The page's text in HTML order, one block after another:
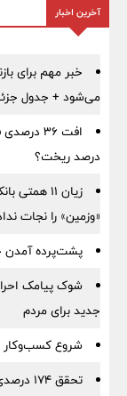
آخرین اخبار
می‌شود + جدول
درصد ریخت؟
«وزمین» را نجات
پشت‌پرده آمدن
شوک پیامک
جدید برای مردم
شروع کسب‌وکار
تحقق ۱۷۴ درصدی سود عملیاتی فن‌آوران